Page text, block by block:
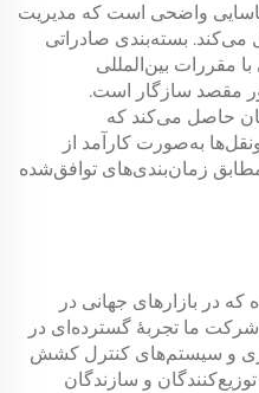
واضحی است که مدیریت
می‌کند. بسته‌بندی صادراتی
با مقررات بین‌المللی
مقصد سازگار است.
حاصل می‌کند که
به‌صورت کارآمد از
زمان‌بندی‌های توافق‌شده
که در بازارهای جهانی در
ما تجربهٔ گسترده‌ای در
و سیستم‌های کنترل کشش
و سازندگان